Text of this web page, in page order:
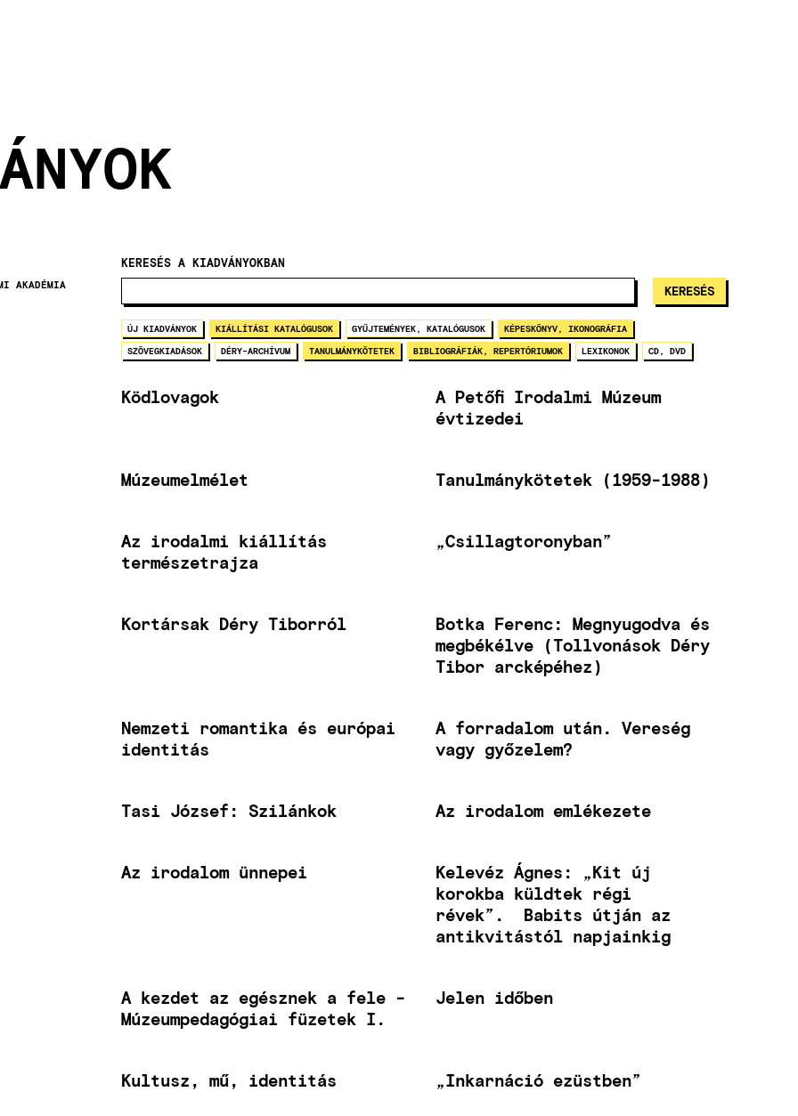
AKADÉMIA
KERESÉS A KIADVÁNYOKBAN
ÚJ KIADVÁNYOK KIÁLLÍTÁSI KATALÓGUSOK GYŰJTEMÉNYEK, KATALÓGUSOK KÉPESKÖNYV, IKONOGRÁFIA
SZÖVEGKIADÁSOK DÉRY-ARCHÍVUM TANULMÁNYKÖTETEK BIBLIOGRÁFIÁK, REPERTÓRIUMOK LEXIKONOK CD, DVD
Ködlovagok
A Petőfi Irodalmi Múzeum
évtizedei
Múzeumelmélet Tanulmánykötetek (1959-1988)
Az irodalmi kiállítás
természetrajza
„Csillagtoronyban”
Kortársak Déry Tiborról
Botka Ferenc: Megnyugodva és
megbékélve (Tollvonások Déry
Tibor arcképéhez)
Nemzeti romantika és európai
identitás
A forradalom után. Vereség
vagy győzelem?
Tasi József: Szilánkok Az irodalom emlékezete
Az irodalom ünnepei
Kelevéz Ágnes: „Kit új
korokba küldtek régi
révek”. Babits útján az
antikvitástól napjainkig
A kezdet az egésznek a fele -
Múzeumpedagógiai füzetek I.
Jelen időben
Kultusz, mű, identitás „Inkarnáció ezüstben”